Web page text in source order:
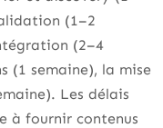
(1–2
(2–4
(1 semaine), la mise
Les délais
à fournir contenus